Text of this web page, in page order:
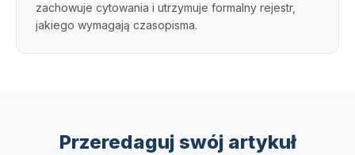
zachowuje cytowania i utrzymuje formalny rejestr,
jakiego wymagają czasopisma.
Przeredaguj swój artykuł